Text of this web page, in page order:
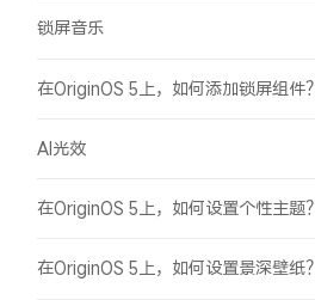
锁屏音乐
在OriginOS 5上，如何添加锁屏组件？
AI光效
在OriginOS 5上，如何设置个性主题？
在OriginOS 5上，如何设置景深壁纸？